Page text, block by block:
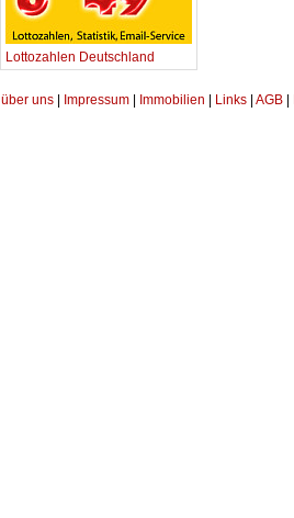
Lottozahlen Deutschland
über uns Impressum Immobilien Links AGB